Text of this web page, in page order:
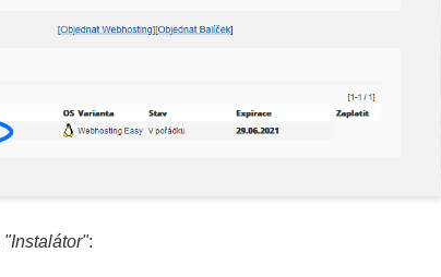
"Instalátor":